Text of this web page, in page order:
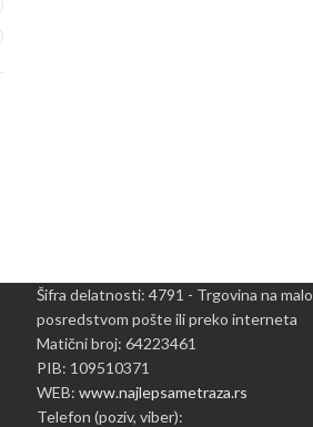
Šifra delatnosti: 4791 - Trgovina na malo
posredstvom pošte ili preko interneta
Matični broj: 64223461
PIB: 109510371
WEB: www.najlepsametraza.rs
Telefon (poziv, viber):